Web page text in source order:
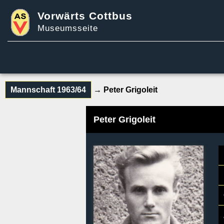
Vorwärts Cottbus
Museumsseite
Mannschaft 1963/64 → Peter Grigoleit
Peter Grigoleit